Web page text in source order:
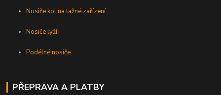
Nosiče kol na tažné zařízení
Nosiče lyží
Podélné nosiče
PŘEPRAVA A PLATBY